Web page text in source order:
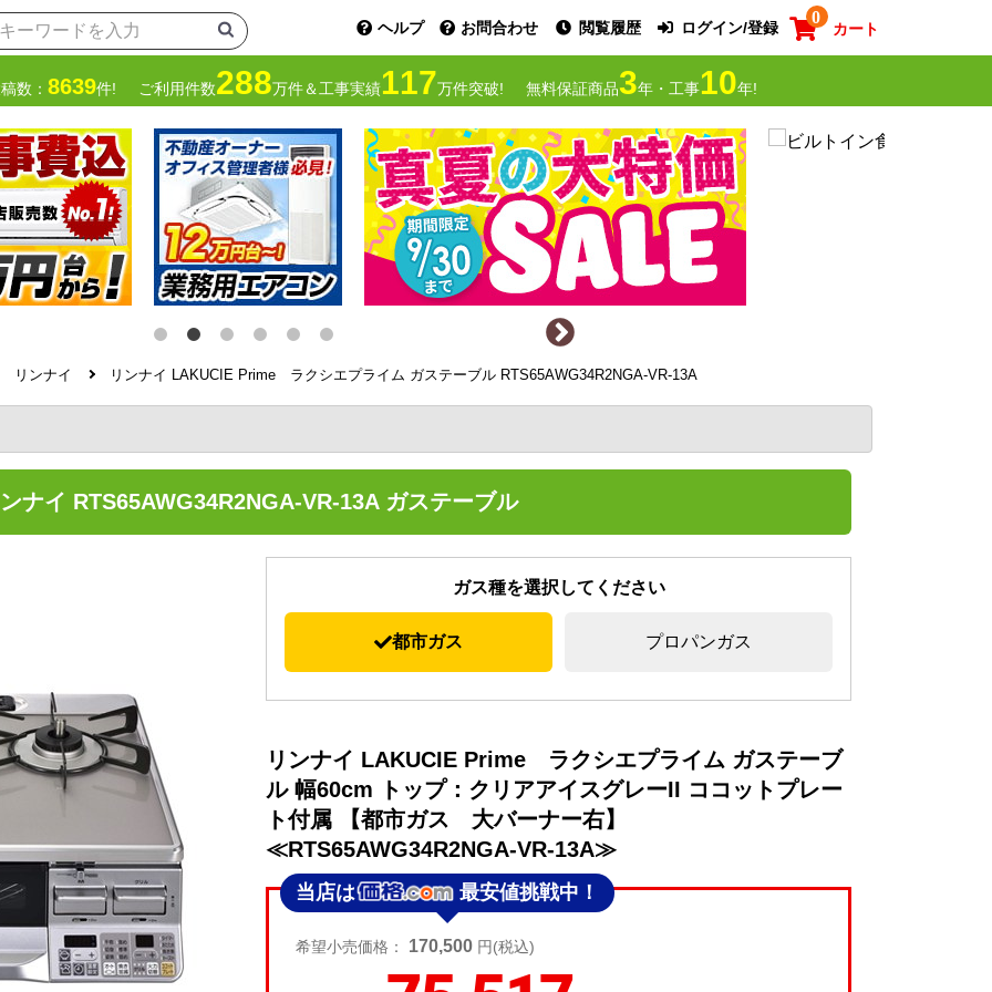
ヘルプ お問合わせ 閲覧履歴 ログイン/登録
0
カート
数： 8639件! ご利用件数288万件＆工事実績117万件突破! 無料保証商品3年・工事10年!
リンナイ リンナイ LAKUCIE Prime ラクシエプライム ガステーブル RTS65AWG34R2NGA-VR-13A
ナイ RTS65AWG34R2NGA-VR-13A ガステーブル
ガス種を選択してください
都市ガス プロパンガス
リンナイ LAKUCIE Prime ラクシエプライム ガステーブ
ル 幅60cm トップ：クリアアイスグレーII ココットプレー
ト付属 【都市ガス 大バーナー右】
≪RTS65AWG34R2NGA-VR-13A≫
当店は 最安値挑戦中！
希望小売価格： 170,500 円(税込)